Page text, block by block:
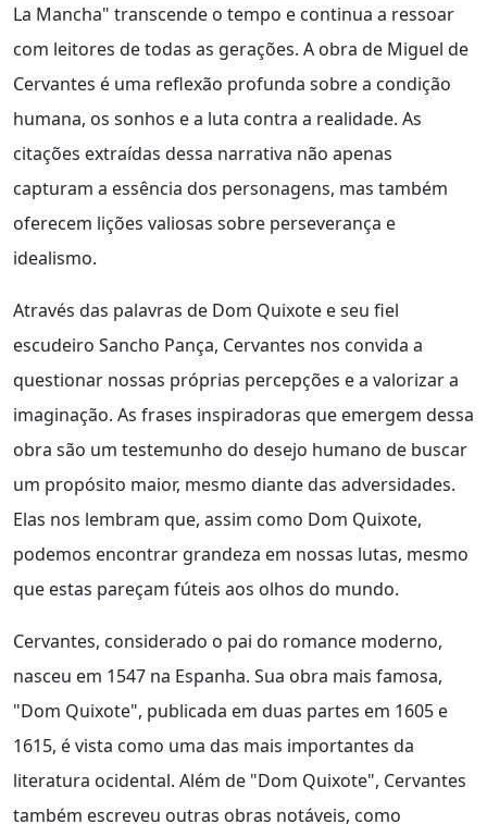
La Mancha" transcende o tempo e continua a ressoar
com leitores de todas as gerações. A obra de Miguel de
Cervantes é uma reflexão profunda sobre a condição
humana, os sonhos e a luta contra a realidade. As
citações extraídas dessa narrativa não apenas
capturam a essência dos personagens, mas também
oferecem lições valiosas sobre perseverança e
idealismo.
Através das palavras de Dom Quixote e seu fiel
escudeiro Sancho Pança, Cervantes nos convida a
questionar nossas próprias percepções e a valorizar a
imaginação. As frases inspiradoras que emergem dessa
obra são um testemunho do desejo humano de buscar
um propósito maior, mesmo diante das adversidades.
Elas nos lembram que, assim como Dom Quixote,
podemos encontrar grandeza em nossas lutas, mesmo
que estas pareçam fúteis aos olhos do mundo.
Cervantes, considerado o pai do romance moderno,
nasceu em 1547 na Espanha. Sua obra mais famosa,
"Dom Quixote", publicada em duas partes em 1605 e
1615, é vista como uma das mais importantes da
literatura ocidental. Além de "Dom Quixote", Cervantes
também escreveu outras obras notáveis, como